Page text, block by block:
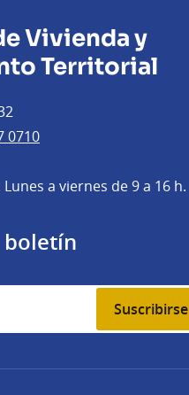
Vivienda y
Territorial
0710
Lunes a viernes de 9 a 16 h.
boletín
Suscribirse